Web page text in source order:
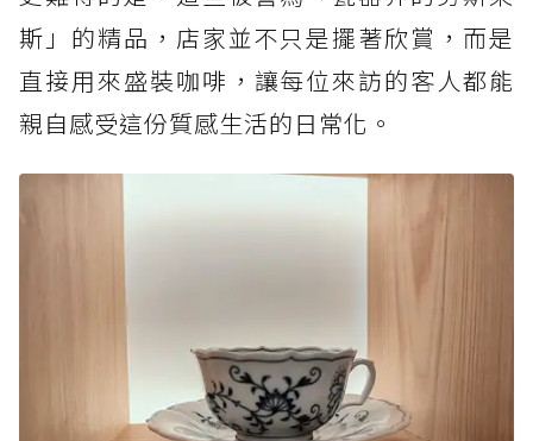
斯」的精品，店家並不只是擺著欣賞，而是
直接用來盛裝咖啡，讓每位來訪的客人都能
親自感受這份質感生活的日常化。